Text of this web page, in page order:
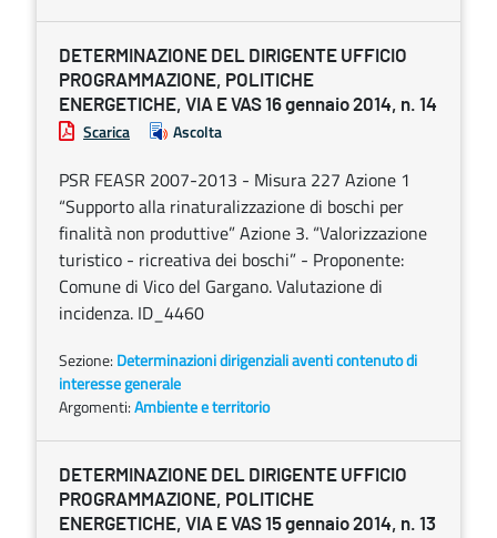
DETERMINAZIONE DEL DIRIGENTE UFFICIO
PROGRAMMAZIONE, POLITICHE
ENERGETICHE, VIA E VAS 16 gennaio 2014, n. 14
Scarica Ascolta
PSR FEASR 2007-2013 - Misura 227 Azione 1
“Supporto alla rinaturalizzazione di boschi per
finalità non produttive” Azione 3. “Valorizzazione
turistico - ricreativa dei boschi” - Proponente:
Comune di Vico del Gargano. Valutazione di
incidenza. ID_4460
Sezione: Determinazioni dirigenziali aventi contenuto di
interesse generale
Argomenti:Ambiente e territorio
DETERMINAZIONE DEL DIRIGENTE UFFICIO
PROGRAMMAZIONE, POLITICHE
ENERGETICHE, VIA E VAS 15 gennaio 2014, n. 13